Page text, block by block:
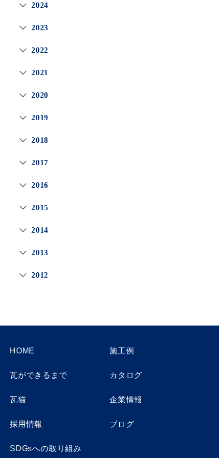
2024
2023
2022
2021
2020
2019
2018
2017
2016
2015
2014
2013
2012
HOME 施工例
瓦ができるまで カタログ
瓦猫 企業情報
採用情報 ブログ
SDGsへの取り組み